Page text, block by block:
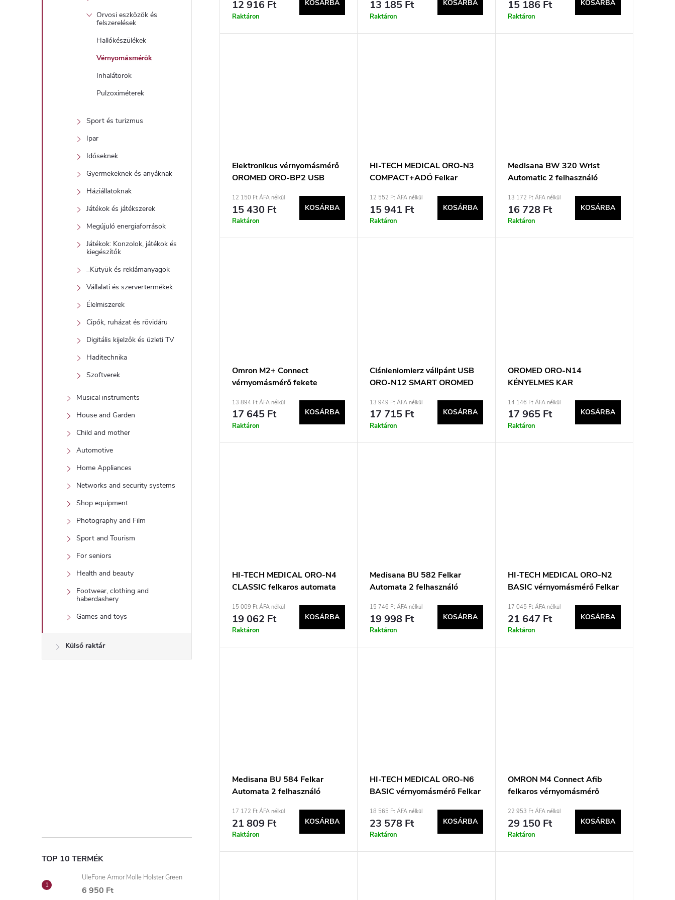
Orvosi eszközök és
felszerelések
Hallókészülékek
Vérnyomásmérők
Inhalátorok
Pulzoximéterek
Sport és turizmus
Ipar
Időseknek
Gyermekeknek és anyáknak
Háziállatoknak
Játékok és játékszerek
Megújuló energiaforrások
Játékok: Konzolok, játékok és
kiegészítők
_Kütyük és reklámanyagok
Vállalati és szervertermékek
Élelmiszerek
Cipők, ruházat és rövidáru
Digitális kijelzők és üzleti TV
Haditechnika
Szoftverek
Musical instruments
House and Garden
Child and mother
Automotive
Home Appliances
Networks and security systems
Shop equipment
Photography and Film
Sport and Tourism
For seniors
Health and beauty
Footwear, clothing and
haberdashery
Games and toys
Külső raktár
TOP 10 TERMÉK
UleFone Armor Molle Holster Green
6 950 Ft
12 916 Ft
Raktáron
KOSÁRBA 13 185 Ft
Raktáron
KOSÁRBA 15 186 Ft
Raktáron
KOSÁRBA
Elektronikus vérnyomásmérő
OROMED ORO-BP2 USB
12 150 Ft ÁFA nélkül
15 430 Ft
Raktáron
KOSÁRBA
HI-TECH MEDICAL ORO-N3
COMPACT+ADÓ Felkar
12 552 Ft ÁFA nélkül
15 941 Ft
Raktáron
KOSÁRBA
Medisana BW 320 Wrist
Automatic 2 felhasználó
13 172 Ft ÁFA nélkül
16 728 Ft
Raktáron
KOSÁRBA
Omron M2+ Connect
vérnyomásmérő fekete
13 894 Ft ÁFA nélkül
17 645 Ft
Raktáron
KOSÁRBA
Ciśnieniomierz vállpánt USB
ORO-N12 SMART OROMED
13 949 Ft ÁFA nélkül
17 715 Ft
Raktáron
KOSÁRBA
OROMED ORO-N14
KÉNYELMES KAR
14 146 Ft ÁFA nélkül
17 965 Ft
Raktáron
KOSÁRBA
HI-TECH MEDICAL ORO-N4
CLASSIC felkaros automata
15 009 Ft ÁFA nélkül
19 062 Ft
Raktáron
KOSÁRBA
Medisana BU 582 Felkar
Automata 2 felhasználó
15 746 Ft ÁFA nélkül
19 998 Ft
Raktáron
KOSÁRBA
HI-TECH MEDICAL ORO-N2
BASIC vérnyomásmérő Felkar
17 045 Ft ÁFA nélkül
21 647 Ft
Raktáron
KOSÁRBA
Medisana BU 584 Felkar
Automata 2 felhasználó
17 172 Ft ÁFA nélkül
21 809 Ft
Raktáron
KOSÁRBA
HI-TECH MEDICAL ORO-N6
BASIC vérnyomásmérő Felkar
18 565 Ft ÁFA nélkül
23 578 Ft
Raktáron
KOSÁRBA
OMRON M4 Connect Afib
felkaros vérnyomásmérő
22 953 Ft ÁFA nélkül
29 150 Ft
Raktáron
KOSÁRBA